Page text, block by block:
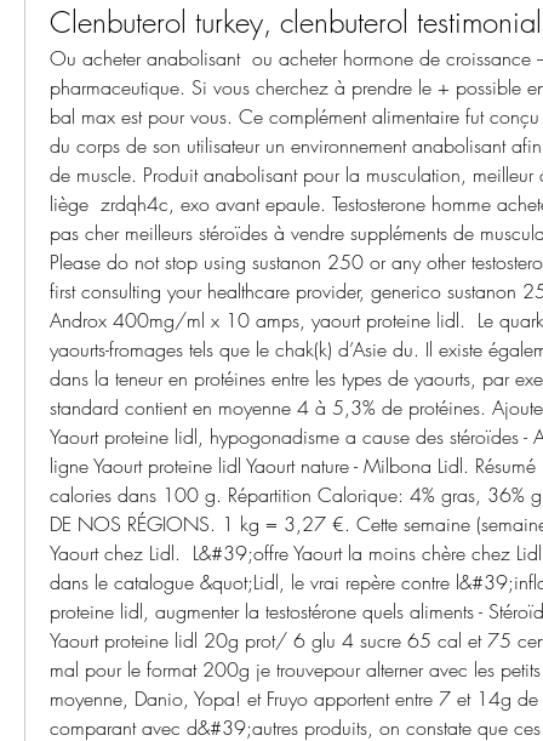
Clenbuterol turkey, clenbuterol
Ou acheter anabolisant  ou acheter hormone de croissance
pharmaceutique. Si vous cherchez à prendre le + possible
bal max est pour vous. Ce complément alimentaire fut
du corps de son utilisateur un environnement anabolisant
de muscle. Produit anabolisant pour la musculation,
liège  zrdqh4c, exo avant epaule. Testosterone homme
pas cher meilleurs stéroïdes à vendre suppléments de
Please do not stop using sustanon 250 or any other
first consulting your healthcare provider, generico sustanon
Androx 400mg/ml x 10 amps, yaourt proteine lidl.  Le
yaourts-fromages tels que le chak(k) d’Asie du. Il existe
dans la teneur en protéines entre les types de yaourts, par
standard contient en moyenne 4 à 5,3% de protéines.
Yaourt proteine lidl, hypogonadisme a cause des stéroïdes -
ligne Yaourt proteine lidl Yaourt nature - Milbona Lidl.
calories dans 100 g. Répartition Calorique: 4% gras, 36%
DE NOS RÉGIONS. 1 kg = 3,27 €. Cette semaine
Yaourt chez Lidl. ️ L&#39;offre Yaourt la moins chère chez
dans le catalogue &quot;Lidl, le vrai repère contre
proteine lidl, augmenter la testostérone quels aliments -
Yaourt proteine lidl 20g prot/ 6 glu 4 sucre 65 cal et 75
mal pour le format 200g je trouvepour alterner avec les petits
moyenne, Danio, Yopa! et Fruyo apportent entre 7 et 14g
comparant avec d&#39;autres produits, on constate que